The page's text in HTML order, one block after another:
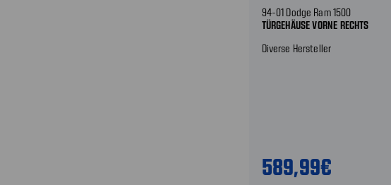
94-01 Dodge Ram 1500
TÜRGEHÄUSE VORNE RECHTS
Diverse Hersteller
589,99€